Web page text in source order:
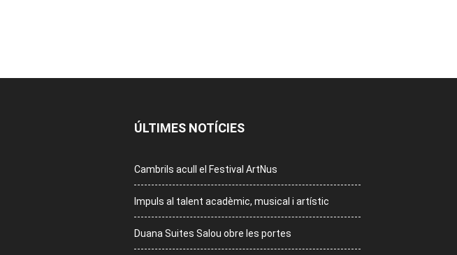
ÚLTIMES NOTÍCIES
Cambrils acull el Festival ArtNus
Impuls al talent acadèmic, musical i artístic
Duana Suites Salou obre les portes